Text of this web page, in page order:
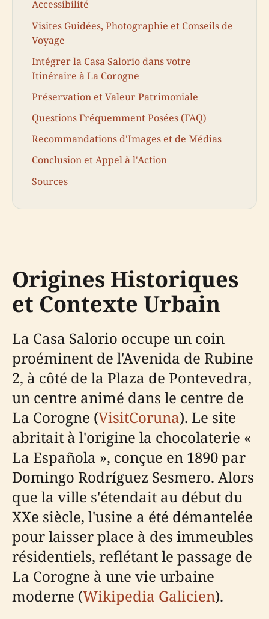
Accessibilité
Visites Guidées, Photographie et Conseils de
Voyage
Intégrer la Casa Salorio dans votre
Itinéraire à La Corogne
Préservation et Valeur Patrimoniale
Questions Fréquemment Posées (FAQ)
Recommandations d'Images et de Médias
Conclusion et Appel à l'Action
Sources
Origines Historiques
et Contexte Urbain
La Casa Salorio occupe un coin
proéminent de l'Avenida de Rubine
2, à côté de la Plaza de Pontevedra,
un centre animé dans le centre de
La Corogne (VisitCoruna). Le site
abritait à l'origine la chocolaterie «
La Española », conçue en 1890 par
Domingo Rodríguez Sesmero. Alors
que la ville s'étendait au début du
XXe siècle, l'usine a été démantelée
pour laisser place à des immeubles
résidentiels, reflétant le passage de
La Corogne à une vie urbaine
moderne (Wikipedia Galicien).